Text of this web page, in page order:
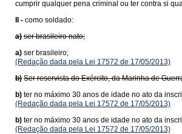
cumprir qualquer pena criminal ou ter contra si
II - como soldado:
a) ser brasileiro nato;
a) ser brasileiro;
(Redação dada pela Lei 17572 de 17/05/2013)
b) Ser reservista do Exército, da Marinha de
b) ter no máximo 30 anos de idade no ato da
(Redação dada pela Lei 17572 de 17/05/2013)
b) ter no máximo 30 anos de idade no ato da
(Redação dada pela Lei 17572 de 17/05/2013)